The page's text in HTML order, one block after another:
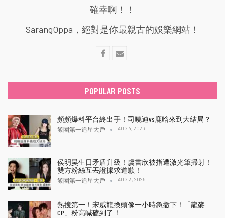
確幸啊！！
SarangOppa，絕對是你最親古的娛樂網站！
POPULAR POSTS
頻頻爆料平台終出手！司曉迪vs鹿晗來到大結局？
飯圈第一追星大戶 AUG 4, 2026
侯明昊生日矛盾升級！虞書欣被指遭激光筆掃射！
雙方粉絲互丟證據求道歉！
飯圈第一追星大戶 AUG 3, 2026
熱搜第一！宋威龍換頭像一小時急撤下！「龍麥
CP」粉高喊磕到了！